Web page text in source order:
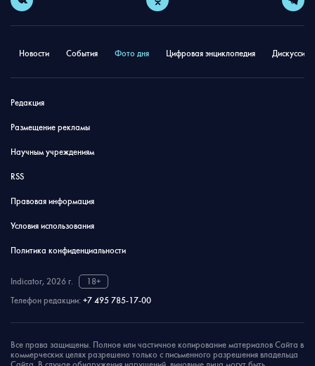
Новости События Фото дня Цифровая энциклопедия
Редакция
Размещение рекламы
Научным учреждениям
RSS
Правовая информация
Условия использования
Политика конфиденциальности
Indicator, 2026 г.
18+
Телефон редакции: +7 495 785-17-00
Все права защищены. Полное или частичное копирование материалов Сайта в
коммерческих целях разрешено только с письменного разрешения владельца